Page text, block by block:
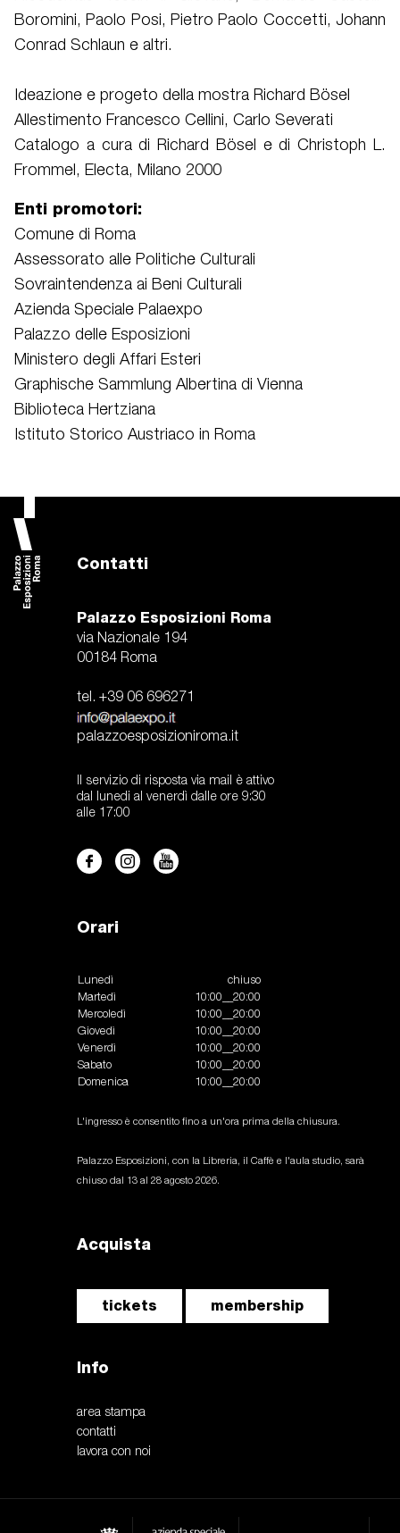
Boromini, Paolo Posi, Pietro Paolo Coccetti, Johann
Conrad Schlaun e altri.
Ideazione e progeto della mostra Richard Bösel
Allestimento Francesco Cellini, Carlo Severati
Catalogo a cura di Richard Bösel e di Christoph L.
Frommel, Electa, Milano 2000
Enti promotori:
Comune di Roma
Assessorato alle Politiche Culturali
Sovraintendenza ai Beni Culturali
Azienda Speciale Palaexpo
Palazzo delle Esposizioni
Ministero degli Affari Esteri
Graphische Sammlung Albertina di Vienna
Biblioteca Hertziana
Istituto Storico Austriaco in Roma
Contatti
Palazzo Esposizioni Roma
via Nazionale 194
00184 Roma
tel. +39 06 696271
palazzoesposizioniroma.it
Il servizio di risposta via mail è attivo
dal lunedi al venerdì dalle ore 9:30
alle 17:00
Orari
Lunedì
chiuso
Martedì
10:00__20:00
Mercoledì
10:00__20:00
Giovedì
10:00__20:00
Venerdì
10:00__20:00
Sabato
10:00__20:00
Domenica
10:00__20:00
L'ingresso è consentito fino a un'ora prima della chiusura.
Palazzo Esposizioni, con la Libreria, il Caffè e l'aula studio, sarà
chiuso dal 13 al 28 agosto 2026.
Acquista
tickets membership
Info
area stampa
contatti
lavora con noi